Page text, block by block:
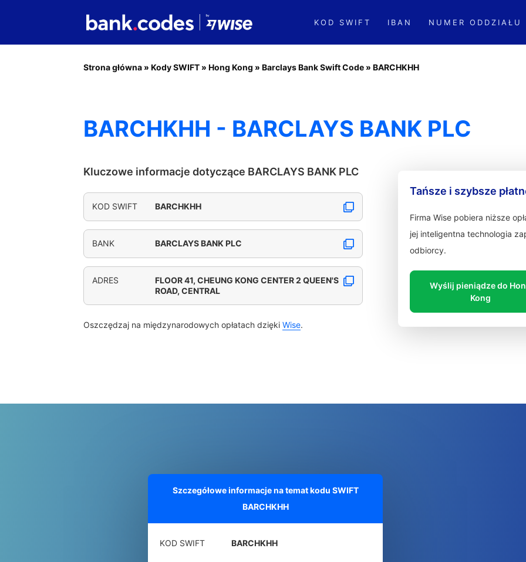
KOD SWIFT IBAN NUMER ODDZIAŁU
Strona główna » Kody SWIFT » Hong Kong » Barclays Bank Swift Code » BARCHKHH
BARCHKHH - BARCLAYS BANK PLC
Kluczowe informacje dotyczące BARCLAYS BANK PLC
KOD SWIFT BARCHKHH
BANK BARCLAYS BANK PLC
ADRES
FLOOR 41, CHEUNG KONG CENTER 2 QUEEN'S
ROAD, CENTRAL
Oszczędzaj na międzynarodowych opłatach dzięki Wise.
Tańsze i szybsze
Firma Wise pobiera niższe
jej inteligentna technologia
odbiorcy.
Wyślij pieniądze do
Kong
Szczegółowe informacje na temat kodu SWIFT
BARCHKHH
KOD SWIFT BARCHKHH